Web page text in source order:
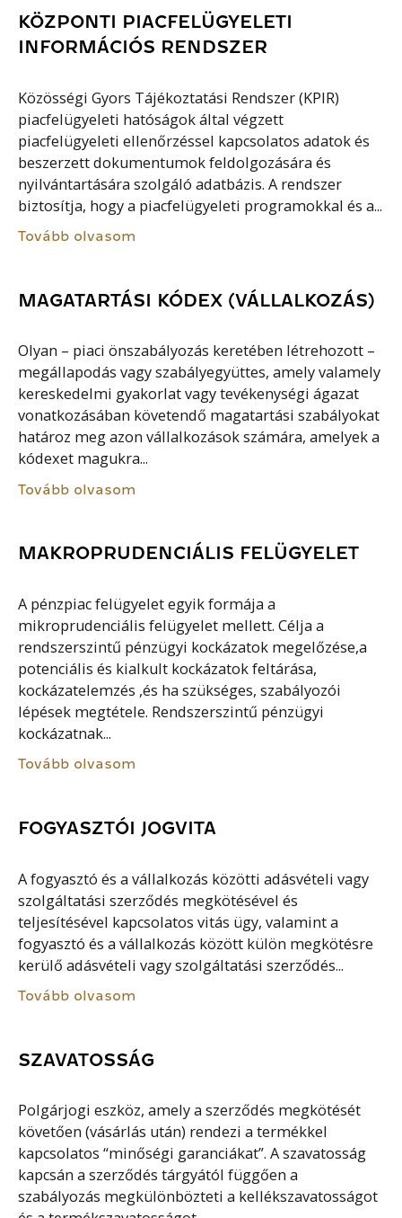
KÖZPONTI PIACFELÜGYELETI
INFORMÁCIÓS RENDSZER
Közösségi Gyors Tájékoztatási Rendszer (KPIR)
piacfelügyeleti hatóságok által végzett
piacfelügyeleti ellenőrzéssel kapcsolatos adatok és
beszerzett dokumentumok feldolgozására és
nyilvántartására szolgáló adatbázis. A rendszer
biztosítja, hogy a piacfelügyeleti programokkal és a...
Tovább olvasom
MAGATARTÁSI KÓDEX (VÁLLALKOZÁS)
Olyan – piaci önszabályozás keretében létrehozott –
megállapodás vagy szabályegyüttes, amely valamely
kereskedelmi gyakorlat vagy tevékenységi ágazat
vonatkozásában követendő magatartási szabályokat
határoz meg azon vállalkozások számára, amelyek a
kódexet magukra...
Tovább olvasom
MAKROPRUDENCIÁLIS FELÜGYELET
A pénzpiac felügyelet egyik formája a
mikroprudenciális felügyelet mellett. Célja a
rendszerszintű pénzügyi kockázatok megelőzése,a
potenciális és kialkult kockázatok feltárása,
kockázatelemzés ,és ha szükséges, szabályozói
lépések megtétele. Rendszerszintű pénzügyi
kockázatnak...
Tovább olvasom
FOGYASZTÓI JOGVITA
A fogyasztó és a vállalkozás közötti adásvételi vagy
szolgáltatási szerződés megkötésével és
teljesítésével kapcsolatos vitás ügy, valamint a
fogyasztó és a vállalkozás között külön megkötésre
kerülő adásvételi vagy szolgáltatási szerződés...
Tovább olvasom
SZAVATOSSÁG
Polgárjogi eszköz, amely a szerződés megkötését
követően (vásárlás után) rendezi a termékkel
kapcsolatos “minőségi garanciákat”. A szavatosság
kapcsán a szerződés tárgyától függően a
szabályozás megkülönbözteti a kellékszavatosságot